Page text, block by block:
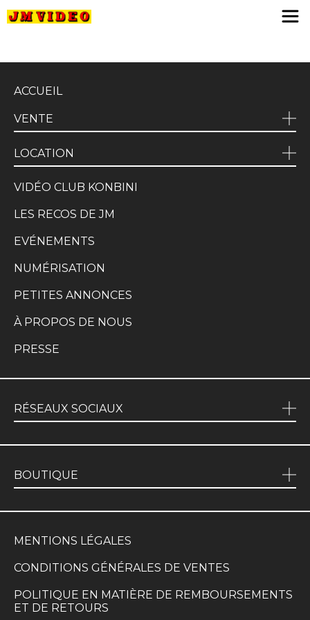
ACCUEIL
VENTE
LOCATION
VIDÉO CLUB KONBINI
LES RECOS DE JM
EVÉNEMENTS
NUMÉRISATION
PETITES ANNONCES
À PROPOS DE NOUS
PRESSE
RÉSEAUX SOCIAUX
BOUTIQUE
MENTIONS LÉGALES
CONDITIONS GÉNÉRALES DE VENTES
POLITIQUE EN MATIÈRE DE REMBOURSEMENTS
ET DE RETOURS